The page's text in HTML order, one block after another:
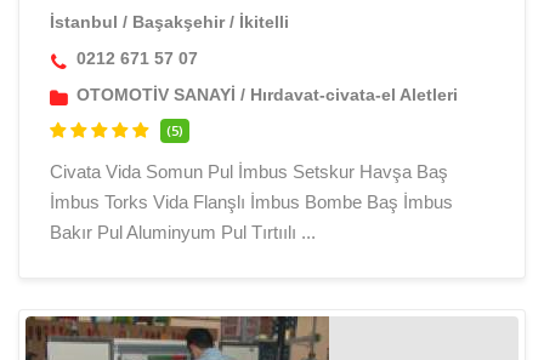
İstanbul / Başakşehir/ İkitelli
0212 671 57 07
OTOMOTİV SANAYİ / Hırdavat-civata-el Aletleri
(5)
Civata Vida Somun Pul İmbus Setskur Havşa Baş
İmbus Torks Vida Flanşlı İmbus Bombe Baş İmbus
Bakır Pul Aluminyum Pul Tırtıılı ...